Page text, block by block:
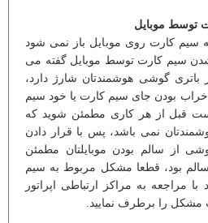
سیم کارت روی موبایل باز نمی شود
سیم کارت توسط موبایل گفته می
گوشی هوشمندتان شارژ دارد،
خراب بودن جای سیم کارت یا خود سیم
است قبل از هر کاری مطمئن شوید که
نمی باشد، پس با قرار دادن
از سالم بودن موبایلتان مطمئن
بود، قطعا مشکل مربوط به سیم
مراجعه به مراکز ارتباطی اپراتور
را برطرف نمایید.